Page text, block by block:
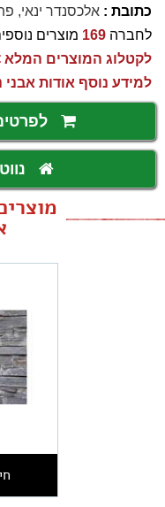
כתובת : אלכסנדר ינאי,
לחברה 169 מוצרים
לקטלוג המוצרים המלא
למידע נוסף אודות אבני